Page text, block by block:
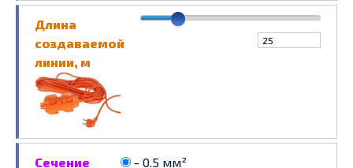
Длина
создаваемой
линии, м
Сечение
- 0.5 мм²